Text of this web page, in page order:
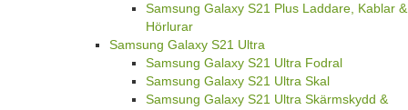
Samsung Galaxy S21 Plus Laddare, Kablar &
Hörlurar
Samsung Galaxy S21 Ultra
Samsung Galaxy S21 Ultra Fodral
Samsung Galaxy S21 Ultra Skal
Samsung Galaxy S21 Ultra Skärmskydd &